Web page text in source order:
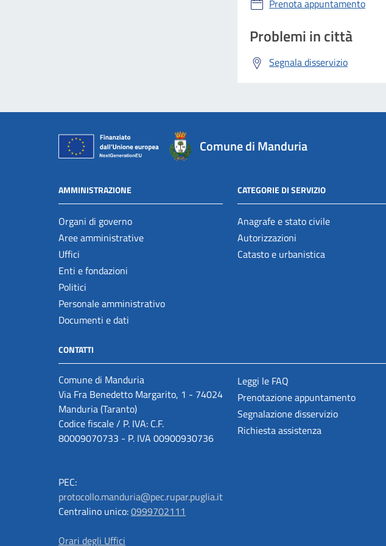
Prenota appuntamento
Problemi in città
Segnala disservizio
Comune di Manduria
AMMINISTRAZIONE
Organi di governo
Aree amministrative
Uffici
Enti e fondazioni
Politici
Personale amministrativo
Documenti e dati
CATEGORIE DI SERVIZIO
Anagrafe e stato civile
Autorizzazioni
Catasto e urbanistica
CONTATTI
Comune di Manduria
Via Fra Benedetto Margarito, 1 - 74024
Manduria (Taranto)
Codice fiscale / P. IVA: C.F.
80009070733 - P. IVA 00900930736
PEC:
protocollo.manduria@pec.rupar.puglia.it
Centralino unico:0999702111
Orari degli Uffici
Leggi le FAQ
Prenotazione appuntamento
Segnalazione disservizio
Richiesta assistenza